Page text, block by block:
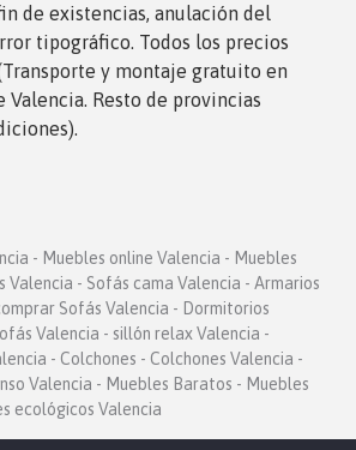
de existencias, anulación del
tipográfico. Todos los precios
y montaje gratuito en
Valencia. Resto de provincias
- Muebles online Valencia - Muebles
- Sofás cama Valencia - Armarios
Sofás Valencia - Dormitorios
Valencia - sillón relax Valencia -
- Colchones - Colchones Valencia -
Valencia - Muebles Baratos - Muebles
ecológicos Valencia